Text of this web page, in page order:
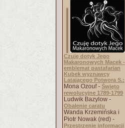
Czuję dotyk Jego
Makaronowych Macek -
emblemat pastafarian
Kubek wyznawcy
Latającego Potwora S.:
Mona Ozouf - Święto
rewolucyjne 1789-1799
Ludwik Bazylow -
Obalenie caratu
Wanda Krzemińska i
Piotr Nowak (red) -
Przestrzenie informacji